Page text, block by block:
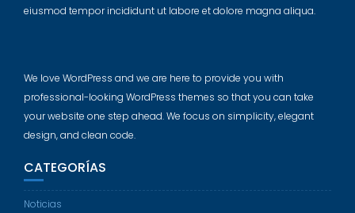
eiusmod tempor incididunt ut labore et dolore magna aliqua.
We love WordPress and we are here to provide you with
professional-looking WordPress themes so that you can take
your website one step ahead. We focus on simplicity, elegant
design, and clean code.
CATEGORÍAS
Noticias